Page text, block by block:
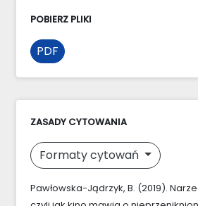
POBIERZ PLIKI
PDF
ZASADY CYTOWANIA
Formaty cytowań
Pawłowska-Jądrzyk, B. (2019).